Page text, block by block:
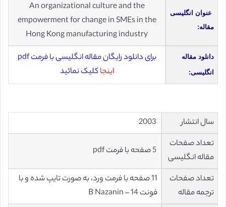
عنوان انگلیسی
مقاله:
An organizational culture and the
empowerment for change in SMEs in the
Hong Kong manufacturing industry
دانلود مقاله
انگلیسی:
برای دانلود رایگان مقاله انگلیسی با فرمت pdf
اینجاکلیک نمائید
سال انتشار
تعداد صفحات
مقاله انگلیسی
تعداد صفحات
ترجمه مقاله
11 صفحه با فرمت ورد، به صورت تایپ شده و با
فونت 14 – B Nazanin